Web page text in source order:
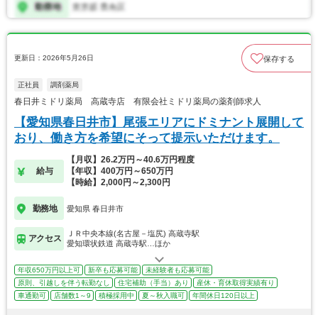
更新日：2026年5月26日 保存する
正社員 調剤薬局
春日井ミドリ薬局 高蔵寺店 有限会社ミドリ薬局の薬剤師求人
【愛知県春日井市】尾張エリアにドミナント展開して
おり、働き方を希望にそって提示いただけます。
給与
【月収】26.2万円～40.6万円程度
【年収】400万円～650万円
【時給】2,000円～2,300円
勤務地 愛知県 春日井市
アクセス
ＪＲ中央本線(名古屋－塩尻) 高蔵寺駅
愛知環状鉄道 高蔵寺駅…ほか
年収650万円以上可 新卒も応募可能
未経験者も応募可能
原則、引越しを伴う転勤なし
住宅補助（手当）あり
産休・育休取得実績有り
車通勤可
店舗数1～9 積極採用中 夏～秋入職可 年間休日120日以上